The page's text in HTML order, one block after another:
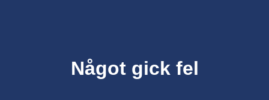
Något gick fel